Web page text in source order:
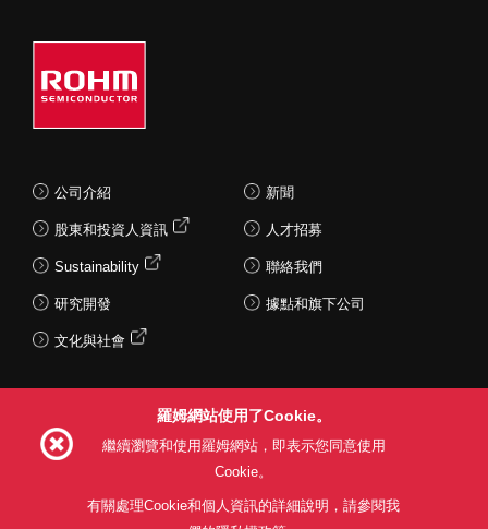
公司介紹
股東和投資人資訊
Sustainability
研究開發
文化與社會
新聞
人才招募
聯絡我們
據點和旗下公司
羅姆網站使用了Cookie。
繼續瀏覽和使用羅姆網站，即表示您同意使用
Cookie。
有關處理Cookie和個人資訊的詳細說明，請參閱我